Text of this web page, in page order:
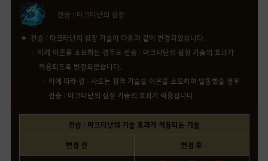
전승 : 마크타난의 심장
전승 : 마크타난의 심장 기술이 다음과 같이 변경되었습니다.
이제 이온을 소모하는 경우도 전승 : 마크타난의 심장 기술의 효과가
적용되도록 변경되었습니다.
이에 따라 강 : 사르는 참격 기술을 이온을 소모하며 발동했을 경우
전승 : 마크타난의 심장 기술의 효과가 적용됩니다.
전승 : 마크타난의 기술 효과가 적용되는 기술
변경 전 변경 후